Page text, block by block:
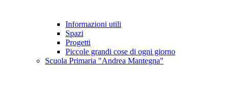
Informazioni utili
Spazi
Progetti
Piccole grandi cose di ogni giorno
Scuola Primaria "Andrea Mantegna"